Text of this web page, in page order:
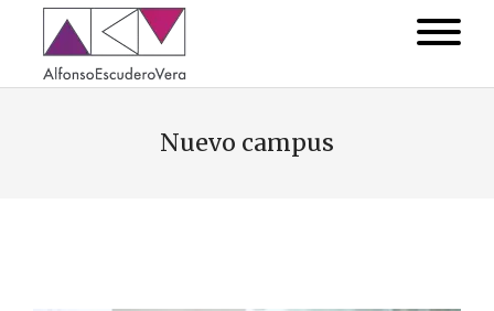
Nuevo campus